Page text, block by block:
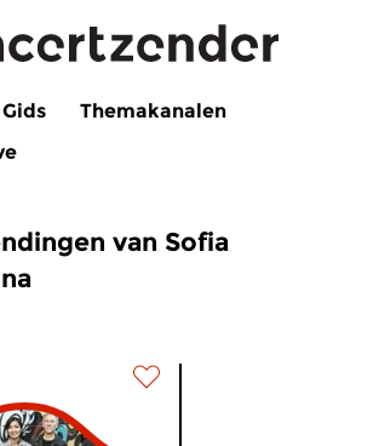
Gids
Themakanalen
van Sofia